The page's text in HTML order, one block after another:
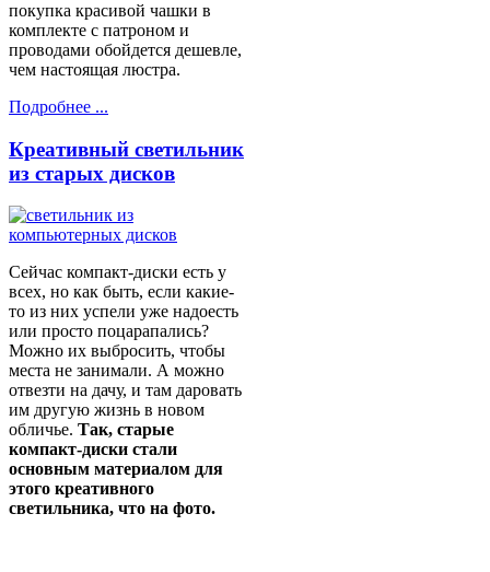
покупка красивой чашки в
комплекте с патроном и
проводами обойдется дешевле,
чем настоящая люстра.
Подробнее ...
Креативный светильник
из старых дисков
Сейчас компакт-диски есть у
всех, но как быть, если какие-
то из них успели уже надоесть
или просто поцарапались?
Можно их выбросить, чтобы
места не занимали. А можно
отвезти на дачу, и там даровать
им другую жизнь в новом
обличье. Так, старые
компакт-диски стали
основным материалом для
этого креативного
светильника, что на фото.